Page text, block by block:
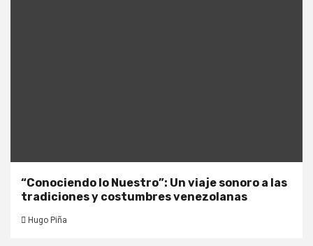
“Conociendo lo Nuestro”: Un viaje sonoro a las
tradiciones y costumbres venezolanas
Hugo Piña